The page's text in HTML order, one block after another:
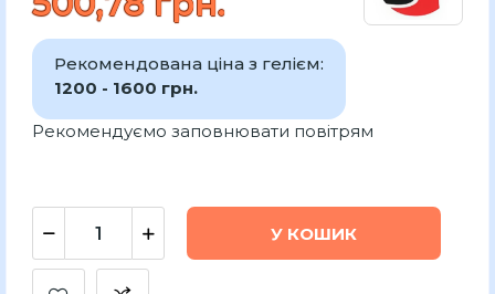
Рекомендована ціна з гелієм:
1200 - 1600 грн.
Рекомендуємо заповнювати повітрям
У КОШИК